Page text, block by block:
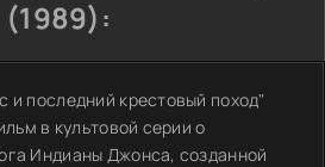
(1989):
последний крестовый поход"
в культовой серии о
Индианы Джонса, созданной